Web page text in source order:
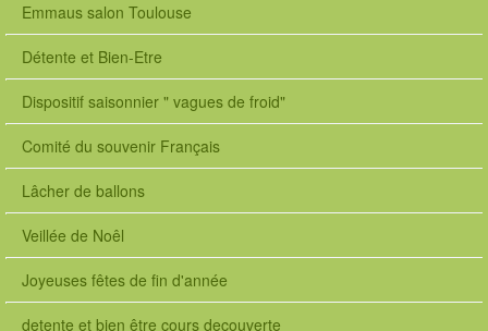
Emmaus salon Toulouse
Détente et Bien-Etre
Dispositif saisonnier " vagues de froid"
Comité du souvenir Français
Lâcher de ballons
Veillée de Noêl
Joyeuses fêtes de fin d'année
detente et bien être cours decouverte